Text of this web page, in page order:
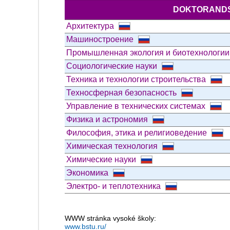
Архитектура
Машиностроение
Промышленная экология и биотехнологии
Социологические науки
Техника и технологии строительства
Техносферная безопасность
Управление в технических системах
Физика и астрономия
Философия, этика и религиоведение
Химическая технология
Химические науки
Экономика
Электро- и теплотехника
WWW stránka vysoké školy:
www.bstu.ru/